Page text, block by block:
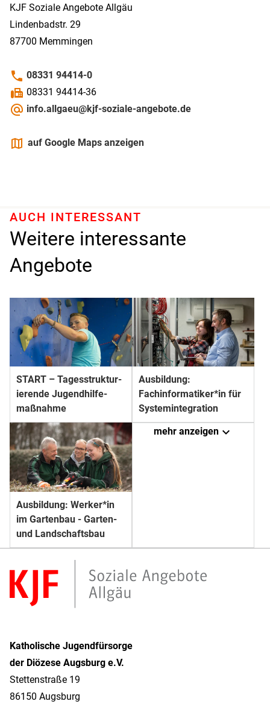
KJF Soziale Angebote Allgäu
Lindenbadstr. 29
87700 Memmingen
phone 08331 94414-0
fax 08331 94414-36
alternate_email info.allgaeu@kjf-soziale-angebote.de
mapsauf Google Maps anzeigen
Weitere interessante
Angebote
AUCH INTERESSANT
START – Tages­struktur­
ierende Jugend­hilfe­
maßnahme
Ausbildung:
Fachinformatiker*in für
Systemintegration
Ausbildung: Werker*in
im Gartenbau - Garten-
und Landschaftsbau
mehr anzeigenexpand_more
Katholische Jugendfürsorge
der Diözese Augsburg e.V.
Stettenstraße 19
86150 Augsburg